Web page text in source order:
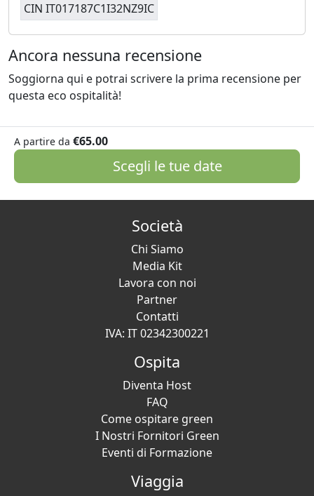
CIN IT017187C1I32NZ9IC
Ancora nessuna recensione
Soggiorna qui e potrai scrivere la prima recensione per
questa eco ospitalità!
A partire da €65.00
Scegli le tue date
Società
Chi Siamo
Media Kit
Lavora con noi
Partner
Contatti
IVA: IT 02342300221
Ospita
Diventa Host
FAQ
Come ospitare green
I Nostri Fornitori Green
Eventi di Formazione
Viaggia